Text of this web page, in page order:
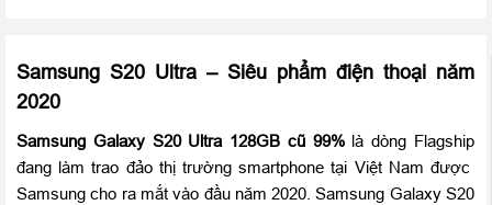
Samsung S20 Ultra – Siêu phẩm điện thoại năm
2020
Samsung Galaxy S20 Ultra 128GB cũ 99%là dòng Flagship
đang làm trao đảo thị trường smartphone tại Việt Nam được
Samsung cho ra mắt vào đầu năm 2020. Samsung Galaxy S20